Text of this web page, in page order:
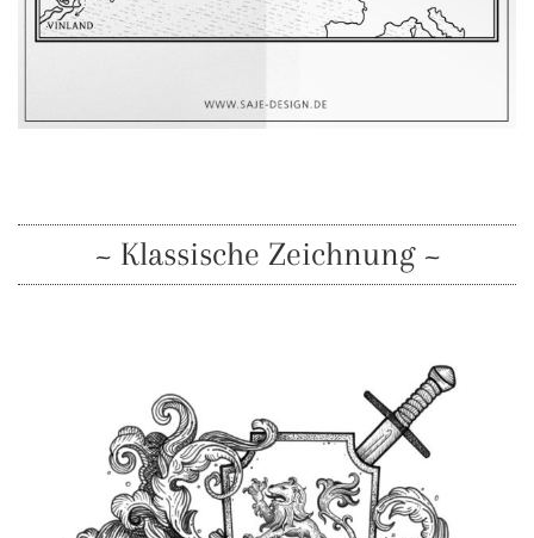
~ Klassische Zeichnung ~